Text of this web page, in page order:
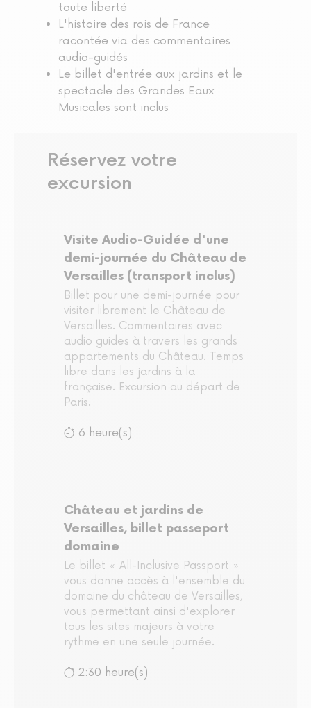
toute liberté
L'histoire des rois de France
racontée via des commentaires
audio-guidés
Le billet d'entrée aux jardins et le
spectacle des Grandes Eaux
Musicales sont inclus
Réservez votre
excursion
Visite Audio-Guidée d'une
demi-journée du Château de
Versailles (transport inclus)
Billet pour une demi-journée pour
visiter librement le Château de
Versailles. Commentaires avec
audio guides à travers les grands
appartements du Château. Temps
libre dans les jardins à la
française. Excursion au départ de
Paris.
6 heure(s)
Château et jardins de
Versailles, billet passeport
domaine
Le billet « All-Inclusive Passport »
vous donne accès à l'ensemble du
domaine du château de Versailles,
vous permettant ainsi d'explorer
tous les sites majeurs à votre
rythme en une seule journée.
2:30 heure(s)